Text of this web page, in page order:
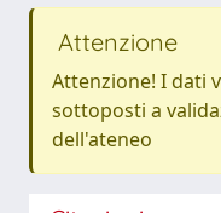
Attenzione
Attenzione! I dati
sottoposti a
dell'ateneo